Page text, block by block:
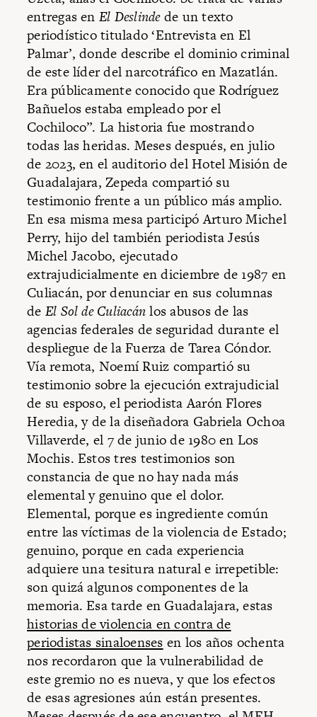
entregas en El Deslindede un texto
periodístico titulado ‘Entrevista en El
Palmar’, donde describe el dominio criminal
de este líder del narcotráfico en Mazatlán.
Era públicamente conocido que Rodríguez
Bañuelos estaba empleado por el
Cochiloco”. La historia fue mostrando
todas las heridas. Meses después, en julio
de 2023, en el auditorio del Hotel Misión de
Guadalajara, Zepeda compartió su
testimonio frente a un público más amplio.
En esa misma mesa participó Arturo Michel
Perry, hijo del también periodista Jesús
Michel Jacobo, ejecutado
extrajudicialmente en diciembre de 1987 en
Culiacán, por denunciar en sus columnas
de El Sol de Culiacánlos abusos de las
agencias federales de seguridad durante el
despliegue de la Fuerza de Tarea Cóndor.
Vía remota, Noemí Ruiz compartió su
testimonio sobre la ejecución extrajudicial
de su esposo, el periodista Aarón Flores
Heredia, y de la diseñadora Gabriela Ochoa
Villaverde, el 7 de junio de 1980 en Los
Mochis. Estos tres testimonios son
constancia de que no hay nada más
elemental y genuino que el dolor.
Elemental, porque es ingrediente común
entre las víctimas de la violencia de Estado;
genuino, porque en cada experiencia
adquiere una tesitura natural e irrepetible:
son quizá algunos componentes de la
memoria. Esa tarde en Guadalajara, estas
historias de violencia en contra de
periodistas sinaloenses en los años ochenta
nos recordaron que la vulnerabilidad de
este gremio no es nueva, y que los efectos
de esas agresiones aún están presentes.